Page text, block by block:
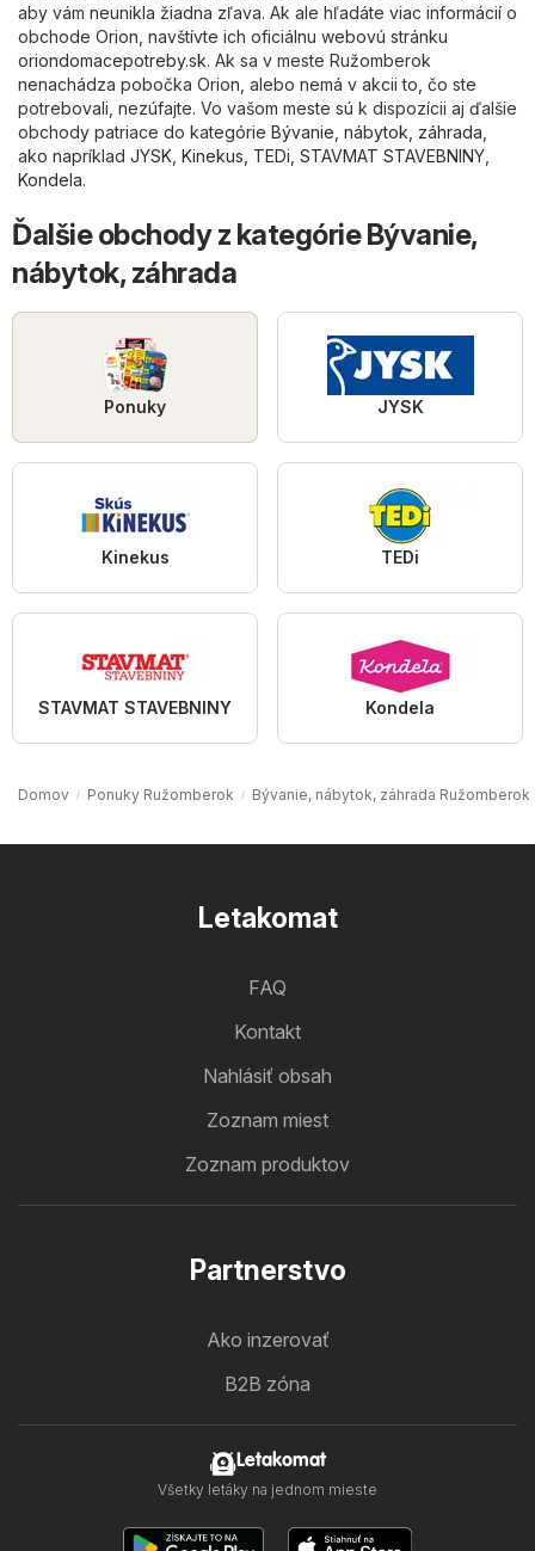
aby vám neunikla žiadna zľava. Ak ale hľadáte viac informácií o
obchode Orion, navštívte ich oficiálnu webovú stránku
oriondomacepotreby.sk. Ak sa v meste Ružomberok
nenachádza pobočka Orion, alebo nemá v akcii to, čo ste
potrebovali, nezúfajte. Vo vašom meste sú k dispozícii aj ďalšie
obchody patriace do kategórie Bývanie, nábytok, záhrada
ako napríklad JYSK Kinekus TEDi STAVMAT STAVEBNINY
Kondela.
Ďalšie obchody z kategórie Bývanie,
nábytok, záhrada
Ponuky JYSK
Kinekus TEDi
STAVMAT STAVEBNINY Kondela
Domov Ponuky Ružomberok Bývanie, nábytok, záhrada Ružomberok
Letakomat
FAQ
Kontakt
Nahlásiť obsah
Zoznam miest
Zoznam produktov
Partnerstvo
Ako inzerovať
B2B zóna
Letakomat
Všetky letáky na jednom mieste